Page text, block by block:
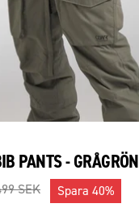
PANTS - GRÅGRÖN
SEK Spara 40%